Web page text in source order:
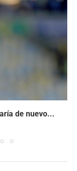
de nuevo...